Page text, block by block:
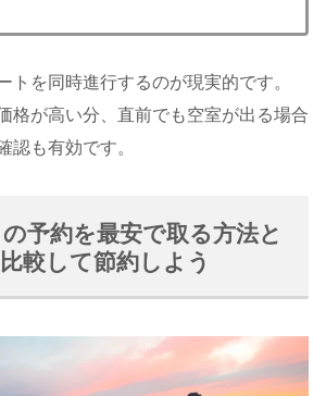
トを同時進行するのが現実的です。
格が高い分、直前でも空室が出る場合
認も有効です。
予約を最安で取る方法と
較して節約しよう